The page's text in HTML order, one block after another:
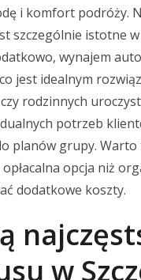
i komfort podróży.
szczególnie istotne
wynajem
jest idealnym
rodzinnych
potrzeb
planów grupy.
opcja niż
dodatkowe koszty.
w